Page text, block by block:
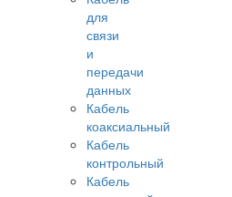
для
связи
и
передачи
данных
Кабель
коаксиальный
Кабель
контрольный
Кабель